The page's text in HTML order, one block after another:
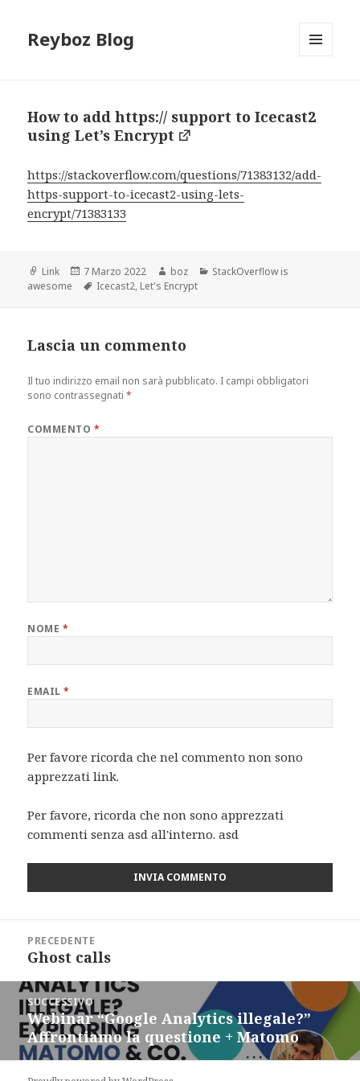
Reyboz Blog
How to add https:// support to Icecast2
using Let’s Encrypt
https://stackoverflow.com/questions/71383132/add-
https-support-to-icecast2-using-lets-
encrypt/71383133
Formato
Link
Scritto
il
7 Marzo 2022 Autore
boz Categorie
StackOverflow is
awesome
Tag
Icecast2, Let's Encrypt
Lascia un commento
Il tuo indirizzo email non sarà pubblicato. I campi obbligatori
sono contrassegnati*
COMMENTO *
NOME *
EMAIL*
Per favore ricorda che nel commento non sono
apprezzati link.
Per favore, ricorda che non sono apprezzati
commenti senza asd all'interno. asd
articoliPRECEDENTE
Articolo
Ghost calls
SUCCESSIVO
Articolo
successivo:
Webinar “Google Analytics illegale?”
Affrontiamo la questione + Matomo